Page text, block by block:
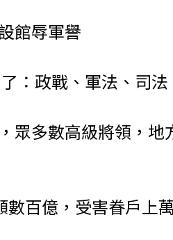
館辱軍譽
：政戰、軍法、司
眾多數高級將領，
百億，受害眷戶上